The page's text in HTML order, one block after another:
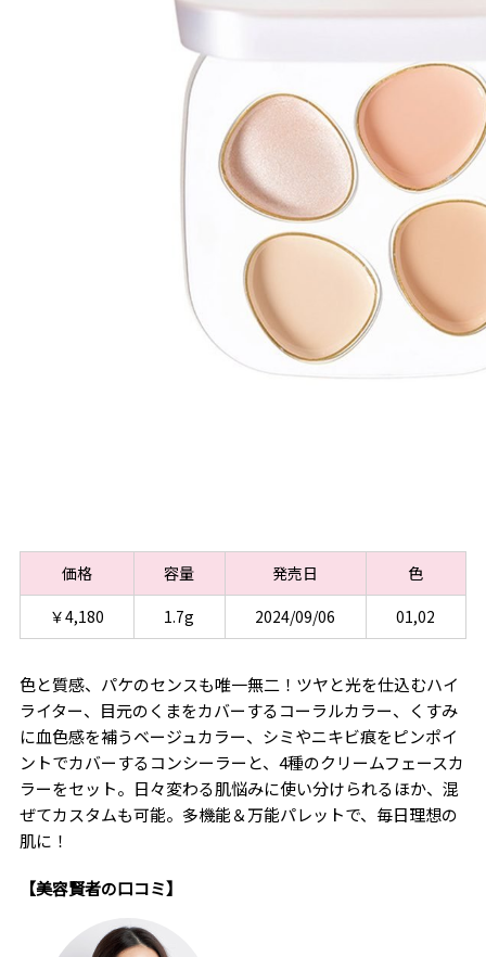
価格 容量 発売日
色
￥4,180
1.7g 2024/09/06 01,02
色と質感、パケのセンスも唯一無二！ツヤと光を仕込むハイ
ライター、目元のくまをカバーするコーラルカラー、くすみ
に血色感を補うベージュカラー、シミやニキビ痕をピンポイ
ントでカバーするコンシーラーと、4種のクリームフェースカ
ラーをセット。日々変わる肌悩みに使い分けられるほか、混
ぜてカスタムも可能。多機能＆万能パレットで、毎日理想の
肌に！
【美容賢者の口コミ】